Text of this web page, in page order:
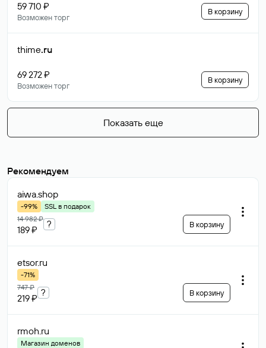
59 710 ₽
Возможен торг
В корзину
thime.ru
69 272 ₽
Возможен торг
В корзину
Показать еще
Рекомендуем
aiwa.shop
-99%
SSL в подарок
14 982 ₽
189 ₽
? В корзину
etsor.ru
-71%
747 ₽
219 ₽
? В корзину
rmoh.ru
Магазин доменов